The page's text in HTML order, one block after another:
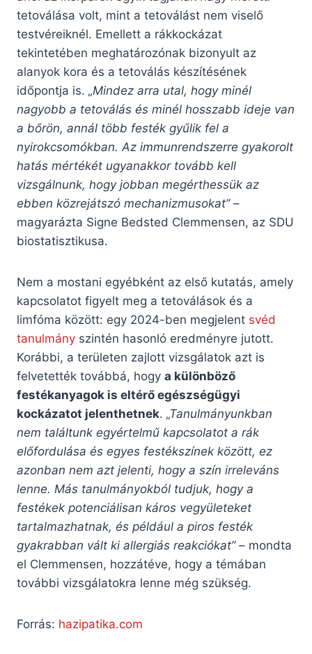
tetoválása volt, mint a tetoválást nem viselő
testvéreiknél. Emellett a rákkockázat
tekintetében meghatározónak bizonyult az
alanyok kora és a tetoválás készítésének
időpontja is. „Mindez arra utal, hogy minél
nagyobb a tetoválás és minél hosszabb ideje van
a bőrön, annál több festék gyűlik fel a
nyirokcsomókban. Az immunrendszerre gyakorolt
​​hatás mértékét ugyanakkor tovább kell
vizsgálnunk, hogy jobban megérthessük az
ebben közrejátszó mechanizmusokat” –
magyarázta Signe Bedsted Clemmensen, az SDU
biostatisztikusa.
Nem a mostani egyébként az első kutatás, amely
kapcsolatot figyelt meg a tetoválások és a
limfóma között: egy 2024-ben megjelent svéd
tanulmány szintén hasonló eredményre jutott.
Korábbi, a területen zajlott vizsgálatok azt is
felvetették továbbá, hogy a különböző
festékanyagok is eltérő egészségügyi
kockázatot jelenthetnek. „Tanulmányunkban
nem találtunk egyértelmű kapcsolatot a rák
előfordulása és egyes festékszínek között, ez
azonban nem azt jelenti, hogy a szín irreleváns
lenne. Más tanulmányokból tudjuk, hogy a
festékek potenciálisan káros vegyületeket
tartalmazhatnak, és például a piros festék
gyakrabban vált ki allergiás reakciókat”– mondta
el Clemmensen, hozzátéve, hogy a témában
további vizsgálatokra lenne még szükség.
Forrás: hazipatika.com